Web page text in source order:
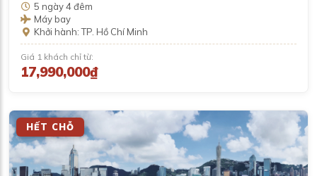
5 ngày 4 đêm
Máy bay
Khởi hành: TP. Hồ Chí Minh
Giá 1 khách chỉ từ:
17,990,000₫
HẾT CHỖ